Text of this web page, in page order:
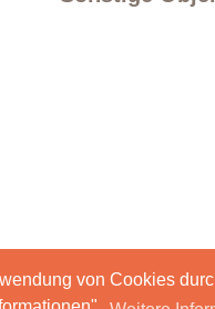
von Cookies